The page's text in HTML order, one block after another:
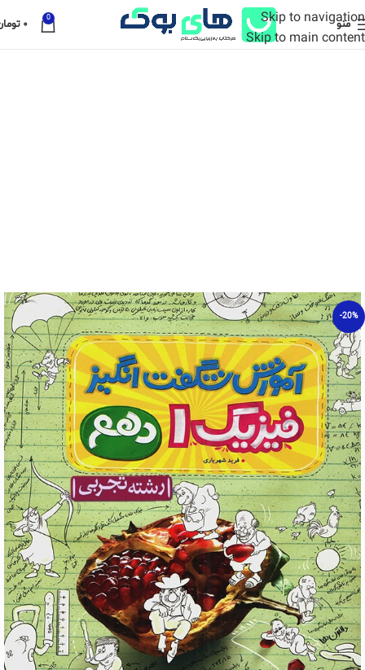
Skip to navigation
Skip to main content
منو 0 ۰
-20%